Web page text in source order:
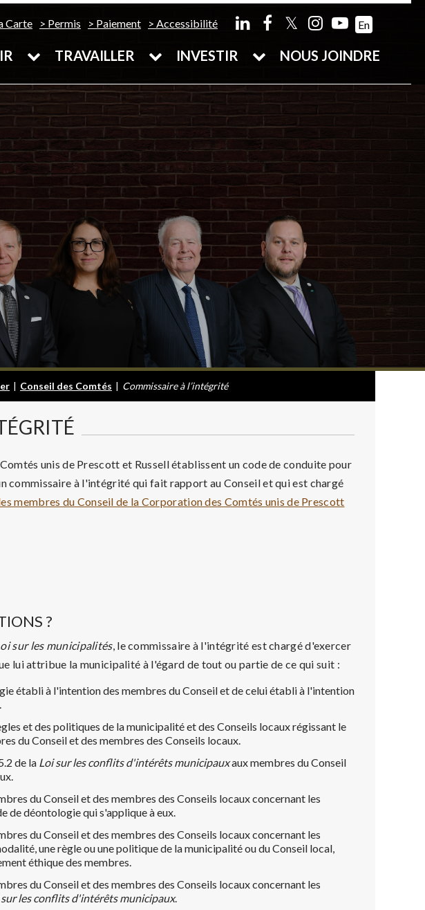
Carte Permis Paiement Accessibilité 𝕏 En
TRAVAILLER INVESTIR NOUS JOINDRE
| Conseil des Comtés | Commissaire à l’intégrité
unis de Prescott et Russell établissent un code de conduite pour
commissaire à l'intégrité qui fait rapport au Conseil et qui est chargé
membres du Conseil de la Corporation des Comtés unis de Prescott
?
sur les municipalités, le commissaire à l'intégrité est chargé d'exercer
lui attribue la municipalité à l'égard de tout ou partie de ce qui suit :
établi à l'intention des membres du Conseil et de celui établi à l'intention
et des politiques de la municipalité et des Conseils locaux régissant le
du Conseil et des membres des Conseils locaux.
de la Loi sur les conflits d'intérêts municipauxaux membres du Conseil
du Conseil et des membres des Conseils locaux concernant les
de déontologie qui s'applique à eux.
du Conseil et des membres des Conseils locaux concernant les
une règle ou une politique de la municipalité ou du Conseil local,
éthique des membres.
du Conseil et des membres des Conseils locaux concernant les
les conflits d'intérêts municipaux.